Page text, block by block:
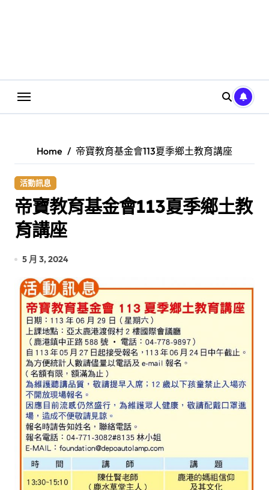
Home 帝寶教育基金會113夏季鄉土教育講座
活動訊息
帝寶教育基金會113夏季鄉土教
育講座
5 月 3, 2024